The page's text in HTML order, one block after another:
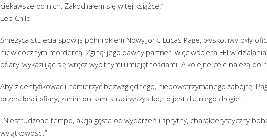
ciekawsze od nich. Zakochałem się w tej książce.”
Lee Child
Śnieżyca stulecia spowija półmrokiem Nowy Jork. Lucas Page, błyskotliwy były
niewidocznym mordercą. Zginął jego dawny partner, więc wspiera FBI w
ofiary, wykazując się wręcz wybitnymi umiejętnościami. A kolejne cele należą do
Aby zidentyfikować i namierzyć bezwzględnego, niepowstrzymanego zabójcę,
przeszłości ofiary, zanim on sam straci wszystko, co jest dla niego drogie.
„Niestrudzone tempo, akcja gęsta od wydarzeń i sprytny, charakterystyczny
wyjątkowości.”